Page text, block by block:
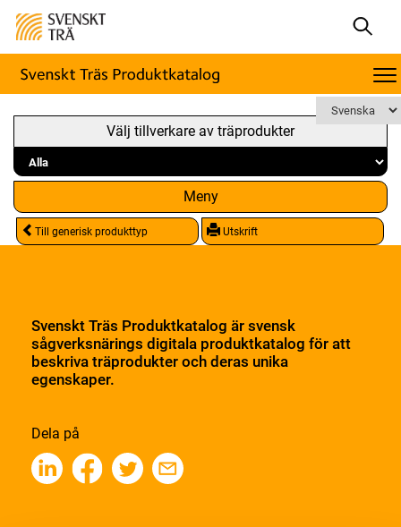
Välj tillverkare av träprodukter
Meny
Till generisk produkttyp Utskrift
Svenskt Träs Produktkatalog är svensk
sågverksnärings digitala produktkatalog för att
beskriva träprodukter och deras unika
egenskaper.
Dela på